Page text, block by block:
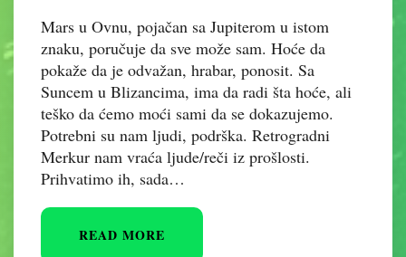
Mars u Ovnu, pojačan sa Jupiterom u istom
znaku, poručuje da sve može sam. Hoće da
pokaže da je odvažan, hrabar, ponosit. Sa
Suncem u Blizancima, ima da radi šta hoće, ali
teško da ćemo moći sami da se dokazujemo.
Potrebni su nam ljudi, podrška. Retrogradni
Merkur nam vraća ljude/reči iz prošlosti.
Prihvatimo ih, sada…
READ MORE